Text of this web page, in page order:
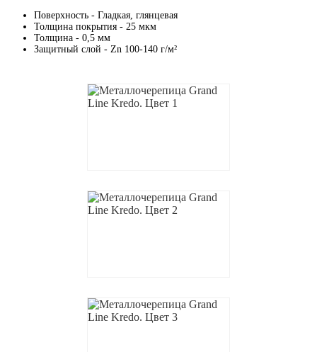
Поверхность - Гладкая, глянцевая
Толщина покрытия - 25 мкм
Толщина - 0,5 мм
Защитный слой - Zn 100-140 г/м²